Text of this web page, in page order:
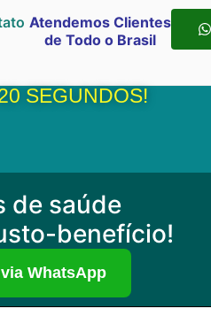
Atendemos Clientes
de Todo o Brasil
SEGUNDOS!
de saúde
benefício!
WhatsApp